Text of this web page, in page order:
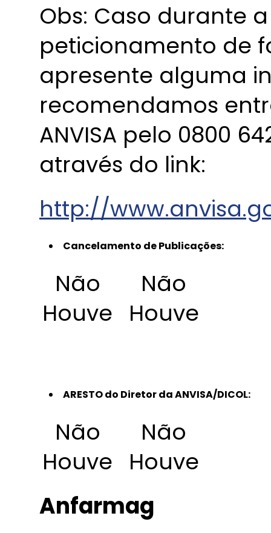
Obs: Caso durante
peticionamento de
apresente alguma
recomendamos
ANVISA pelo 0800
através do link:
http://
Cancelamento de Publicações:
Não
Houve
Não
Houve
ARESTO do Diretor da ANVISA/DICOL:
Não
Houve
Não
Houve
Anfarmag